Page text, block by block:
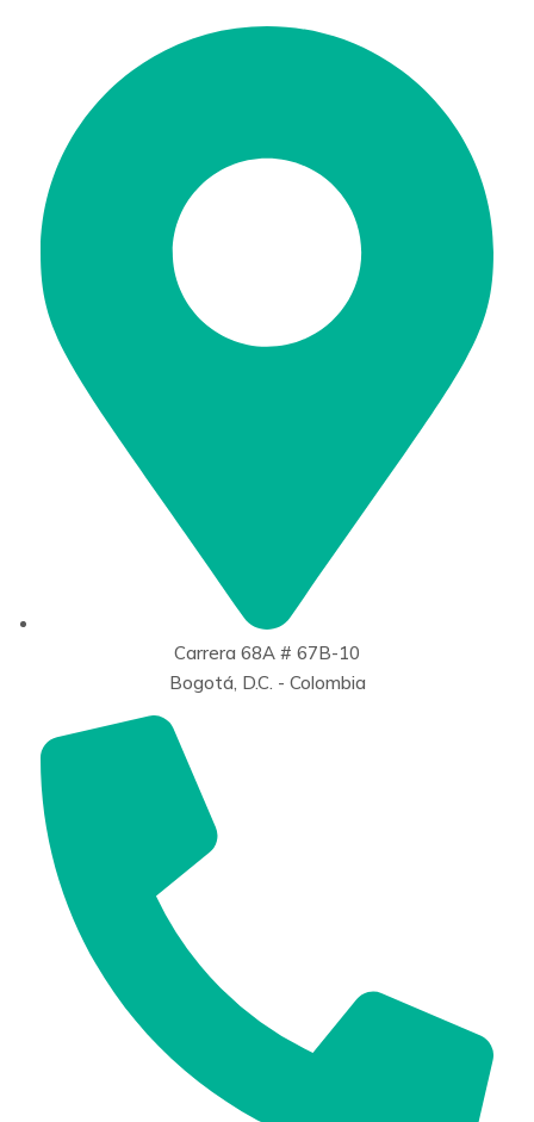
Carrera 68A # 67B-10
Bogotá, D.C. - Colombia